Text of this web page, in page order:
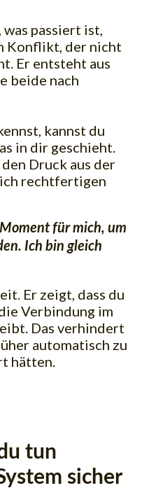
passiert ist,
Konflikt, der nicht
Er entsteht aus
beide nach
kannst du
in dir geschieht.
Druck aus der
rechtfertigen
für mich, um
Ich bin gleich
Er zeigt, dass du
Verbindung im
Das verhindert
automatisch zu
hätten.
tun
sicher